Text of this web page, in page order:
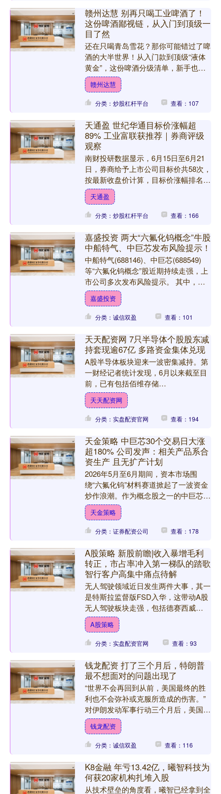
赣州达慧 别再只喝工业啤酒了！
这份啤酒鄙视链，从入门到顶级一
目了然
还在只喝青岛雪花？那你可能错过了啤
酒的大半世界！从入门款到顶级“液体
黄金”，这份啤酒分级清单，新手也能
一眼看懂，再也不怕被坑！ 入门级（6
元档） 日常超市随手就....
赣州达慧
分类：炒股杠杆平台 查看：107
天通盈 世纪华通目标价涨幅超
89% 工业富联获推荐｜券商评级
观察
南财投研数据显示，6月15日至6月21
日，券商给予上市公司目标价共58次，
按最新收盘价计算，目标价涨幅排名居
前的公司有世纪华通、赛轮轮胎、科达
利，目标价涨幅分别....
天通盈
分类：炒股杠杆平台 查看：166
嘉盛投资 两大“六氟化钨概念”牛股
中船特气、中巨芯发布风险提示！
中船特气(688146)、中巨芯(688549)
等“六氟化钨概念”股近期持续走强，上
市公司多次发布风险提示。 其中，中
船特气的股票价格于5月11日至6月18
日连....
嘉盛投资
分类：诚信双盈 查看：101
天天配资网 7只半导体个股股东减
持套现逾67亿 多路资金集体兑现
A股半导体板块迎来一波密集减持。第
一财经记者统计发现，6月以来截至目
前，已有包括佰维存储
（688525.SH）、芯原股份
（688521.SH）、宏微科技（688....
天天配资网
分类：实盘配资官网 查看：194
天金策略 中巨芯30个交易日大涨
超180% 公司发声：相关产品系合
资生产 且无扩产计划
2026年5月至6月期间，资本市场围
绕“六氟化钨”材料赛道掀起了一波资金
炒作浪潮。作为概念股之一的中巨芯
（SH688549，股价34.77元，市值
513.65亿....
天金策略
分类：证券配资公司 查看：178
A股策略 新股前瞻|收入暴增毛利
转正，市占率冲入第一梯队的踏歌
智行客户高集中痛点待解
无人驾驶领域近日发生两件大事，其一
是特斯拉监督版FSD入华，这带动A股
无人驾驶板块走强，包括德赛西威
(002920.SZ)、浙江世宝(002703.SZ)、
联创....
A股策略
分类：实盘配资官网 查看：93
钱龙配资 打了三个月后，特朗普
最不想面对的问题出现了
“世界不会再回到从前，美国最终的胜
利也不会弥补或克服所造成的伤害。”
对伊朗发动军事行动三个月后，美国总
统特朗普如今面临一个更大的问题：他
是否正在输掉这场战争？....
钱龙配资
分类：诚信双盈 查看：116
K8金融 年亏13.42亿，曦智科技为
何获20家机构扎堆入股
从技术壁垒的角度看，曦智已经拿到全